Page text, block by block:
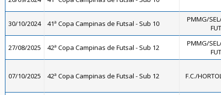
30/10/2024 41ª Copa Campinas de Futsal - Sub 10
PMMG/
27/08/2025 42ª Copa Campinas de Futsal - Sub 12
PMMG/
07/10/2025 42ª Copa Campinas de Futsal - Sub 12 F.C./